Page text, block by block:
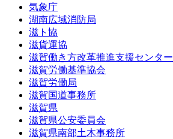
気象庁
湖南広域消防局
滋ト協
滋貨運協
滋賀働き方改革推進支援センター
滋賀労働基準協会
滋賀労働局
滋賀国道事務所
滋賀県
滋賀県公安委員会
滋賀県南部土木事務所